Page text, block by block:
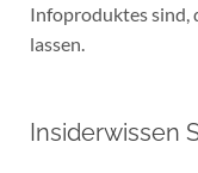
Infoproduktes sind,
lassen.
Insiderwissen